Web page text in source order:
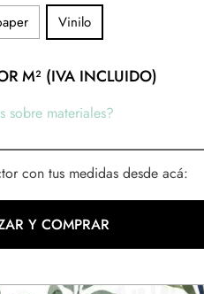
Vinilo
M² (IVA INCLUIDO)
sobre materiales?
con tus medidas desde acá:
Y COMPRAR